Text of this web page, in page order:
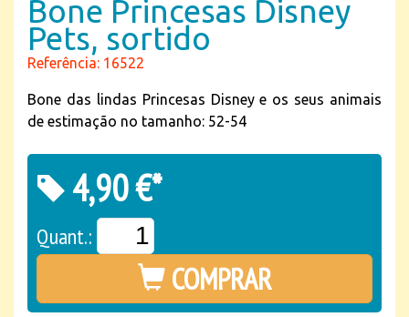
Bone Princesas Disney
Pets, sortido
Referência: 16522
Bone das lindas Princesas Disney e os seus animais
de estimação no tamanho: 52-54
4,90 €*
Quant.:
COMPRAR